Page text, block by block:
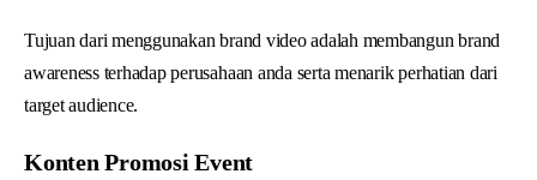
Tujuan dari menggunakan brand video adalah membangun brand
awareness terhadap perusahaan anda serta menarik perhatian dari
target audience.
Konten Promosi Event